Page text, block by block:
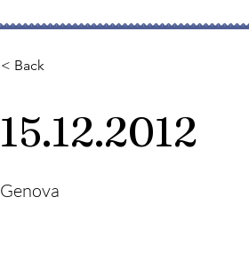
< Back
15.12.2012
Genova